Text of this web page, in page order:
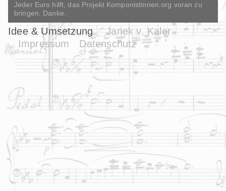
Jeder Euro hilft, das Projekt Komponistinnen.org voran zu
bringen. Danke.
Idee & Umsetzung
Janek v. Kaler
Impressum
Datenschutz